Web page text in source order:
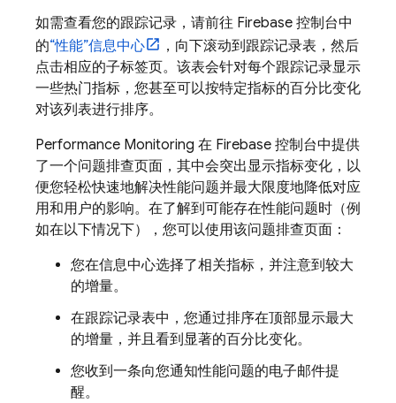
如需查看您的跟踪记录，请前往 Firebase 控制台中
的“性能”信息中心
，向下滚动到跟踪记录表，然后
点击相应的子标签页。该表会针对每个跟踪记录显示
一些热门指标，您甚至可以按特定指标的百分比变化
对该列表进行排序。
Performance Monitoring 在 Firebase 控制台中提供
了一个问题排查页面，其中会突出显示指标变化，以
便您轻松快速地解决性能问题并最大限度地降低对应
用和用户的影响。在了解到可能存在性能问题时（例
如在以下情况下），您可以使用该问题排查页面：
您在信息中心选择了相关指标，并注意到较大
的增量。
在跟踪记录表中，您通过排序在顶部显示最大
的增量，并且看到显著的百分比变化。
您收到一条向您通知性能问题的电子邮件提
醒。